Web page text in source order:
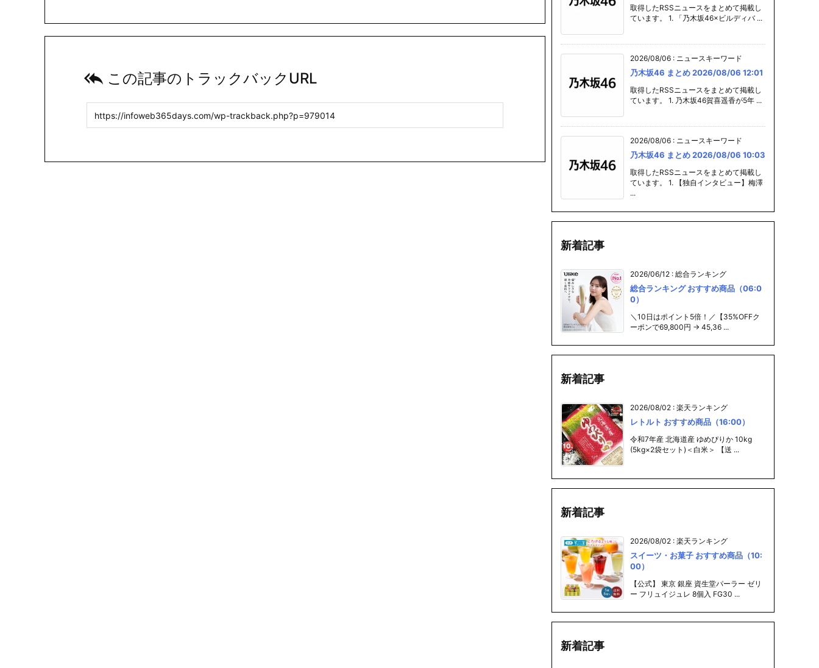
 この記事のトラックバックURL
取得したRSSニュースをまとめて掲載し
ています。 1. 「乃木坂46×ビルディバ ...
2026/08/06 : ニュースキーワード
乃木坂46 まとめ 2026/08/06 12:01
取得したRSSニュースをまとめて掲載し
ています。 1. 乃木坂46賀喜遥香が5年 ...
2026/08/06 : ニュースキーワード
乃木坂46 まとめ 2026/08/06 10:03
取得したRSSニュースをまとめて掲載し
ています。 1. 【独自インタビュー】梅澤
...
新着記事
2026/06/12 : 総合ランキング
総合ランキング おすすめ商品（06:0
0）
＼10日はポイント5倍！／【35%OFFク
ーポンで69,800円 → 45,36 ...
新着記事
2026/08/02 : 楽天ランキング
レトルト おすすめ商品（16:00）
令和7年産 北海道産 ゆめぴりか 10kg
(5kg×2袋セット)＜白米＞ 【送 ...
新着記事
2026/08/02 : 楽天ランキング
スイーツ・お菓子 おすすめ商品（10:
00）
【公式】 東京 銀座 資生堂パーラー ゼリ
ー フリュイジュレ 8個入 FG30 ...
新着記事